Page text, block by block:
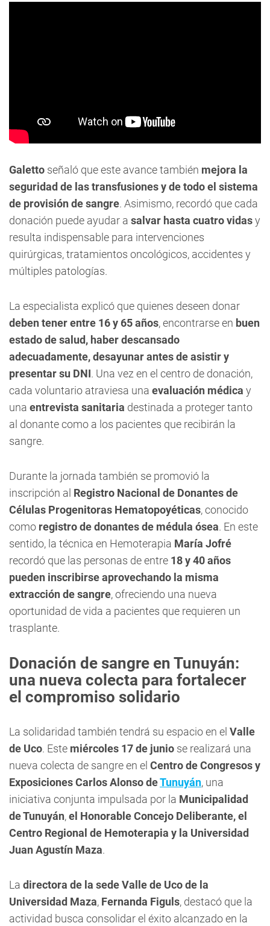
Galetto señaló que este avance también mejora la
seguridad de las transfusiones y de todo el sistema
de provisión de sangre. Asimismo, recordó que cada
donación puede ayudar a salvar hasta cuatro vidasy
resulta indispensable para intervenciones
quirúrgicas, tratamientos oncológicos, accidentes y
múltiples patologías.
La especialista explicó que quienes deseen donar
deben tener entre 16 y 65 años, encontrarse en buen
estado de salud, haber descansado
adecuadamente, desayunar antes de asistir y
presentar su DNI. Una vez en el centro de donación,
cada voluntario atraviesa una evaluación médica y
una entrevista sanitaria destinada a proteger tanto
al donante como a los pacientes que recibirán la
sangre.
Durante la jornada también se promovió la
inscripción al Registro Nacional de Donantes de
Células Progenitoras Hematopoyéticas, conocido
como registro de donantes de médula ósea. En este
sentido, la técnica en Hemoterapia María Jofré
recordó que las personas de entre 18 y 40 años
pueden inscribirse aprovechando la misma
extracción de sangre, ofreciendo una nueva
oportunidad de vida a pacientes que requieren un
trasplante.
Donación de sangre en Tunuyán:
una nueva colecta para fortalecer
el compromiso solidario
La solidaridad también tendrá su espacio en el Valle
de Uco. Este miércoles 17 de junio se realizará una
nueva colecta de sangre en el Centro de Congresos y
Exposiciones Carlos Alonso deTunuyán, una
iniciativa conjunta impulsada por la Municipalidad
de Tunuyán,el Honorable Concejo Deliberante, el
Centro Regional de Hemoterapia y la Universidad
Juan Agustín Maza.
La directora de la sede Valle de Uco de la
Universidad Maza, Fernanda Figuls, destacó que la
actividad busca consolidar el éxito alcanzado en la